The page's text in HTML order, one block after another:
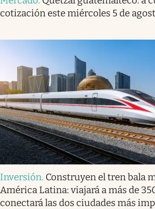
cotización este miércoles 5 de
Inversión. Construyen el tren bala
América Latina: viajará a más de
conectará las dos ciudades más